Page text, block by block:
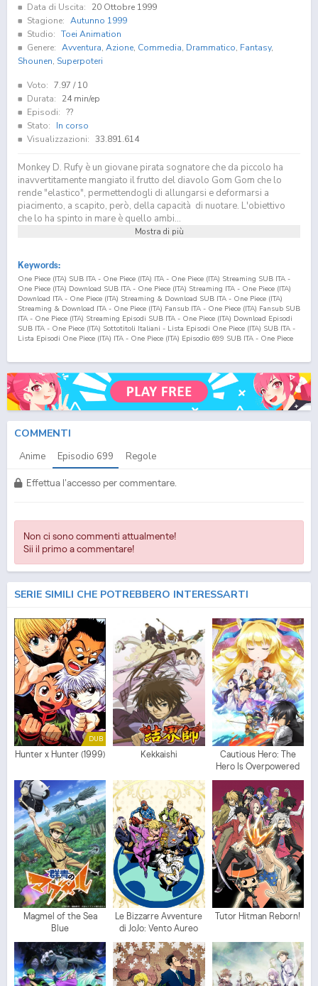
Data di Uscita:
20 Ottobre 1999
Stagione: Autunno 1999
Studio: Toei Animation
Genere: Avventura, Azione, Commedia, Drammatico, Fantasy,
Shounen, Superpoteri
Voto: 7.97 / 10
Durata:
24 min/ep
Episodi: ??
Stato:
In corso
Visualizzazioni: 33.891.614
Monkey D. Rufy è un giovane pirata sognatore che da piccolo ha
inavvertitamente mangiato il frutto del diavolo Gom Gom che lo
rende "elastico", permettendogli di allungarsi e deformarsi a
piacimento, a scapito, però, della capacità di nuotare. L'obiettivo
che lo ha spinto in mare è quello ambi...
Mostra di più
Keywords:
One Piece (ITA) SUB ITA - One Piece (ITA) ITA - One Piece (ITA) Streaming SUB ITA -
One Piece (ITA) Download SUB ITA - One Piece (ITA) Streaming ITA - One Piece (ITA)
Download ITA - One Piece (ITA) Streaming & Download SUB ITA - One Piece (ITA)
Streaming & Download ITA - One Piece (ITA) Fansub ITA - One Piece (ITA) Fansub SUB
ITA - One Piece (ITA) Streaming Episodi SUB ITA - One Piece (ITA) Download Episodi
SUB ITA - One Piece (ITA) Sottotitoli Italiani - Lista Episodi One Piece (ITA) SUB ITA -
Lista Episodi One Piece (ITA) ITA - One Piece (ITA) Episodio 699 SUB ITA - One Piece
COMMENTI
Anime Episodio 699 Regole
Effettua l'accesso per commentare.
Non ci sono commenti attualmente!
Sii il primo a commentare!
SERIE SIMILI CHE POTREBBERO INTERESSARTI
DUB
Hunter x Hunter (1999) Kekkaishi
Cautious Hero: The
Hero Is Overpowered
but Overly Cautious
Magmel of the Sea
Blue
Le Bizzarre Avventure
di JoJo: Vento Aureo
Tutor Hitman Reborn!